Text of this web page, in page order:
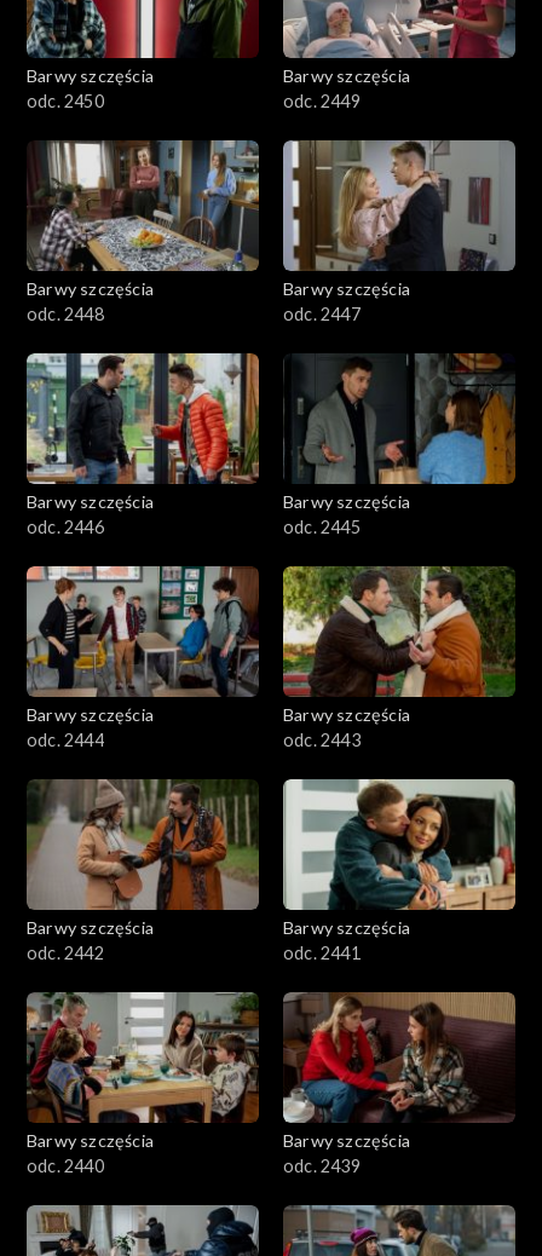
Barwy szczęścia
odc. 2450
Barwy szczęścia
odc. 2449
Barwy szczęścia
odc. 2448
Barwy szczęścia
odc. 2447
Barwy szczęścia
odc. 2446
Barwy szczęścia
odc. 2445
Barwy szczęścia
odc. 2444
Barwy szczęścia
odc. 2443
Barwy szczęścia
odc. 2442
Barwy szczęścia
odc. 2441
Barwy szczęścia
odc. 2440
Barwy szczęścia
odc. 2439